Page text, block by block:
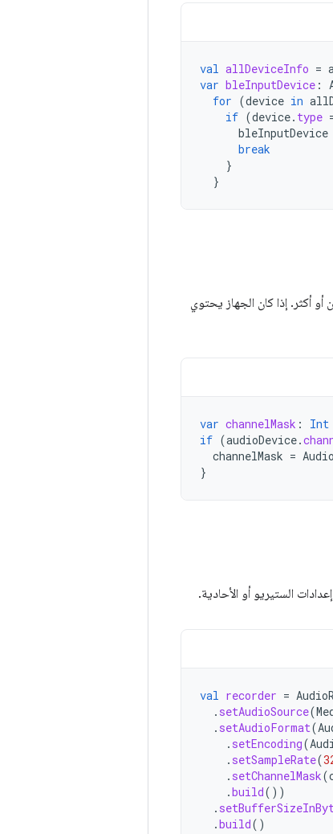
val allDeviceInfo =
var bleInputDevice :
for (device in
if (device. type
bleInputDevice
break
}
}
أو أكثر. إذا كان الجهاز يحتوي
var channelMask : Int
if (audioDevice.
channelMask =
}
الستيريو أو الأحادية.
val recorder =
. setAudioSource(
. setAudioFormat(
. setEncoding(
. setSampleRate(
. setChannelMask(
.build())
.
.build()